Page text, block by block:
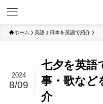
ホーム 英語 日本を英語で紹介
七夕を英語
事・歌など
介
2024
8/09